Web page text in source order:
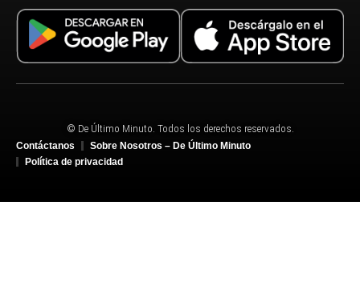
© De Último Minuto. Todos los derechos reservados.
Contáctanos
Sobre Nosotros – De Último Minuto
Política de privacidad